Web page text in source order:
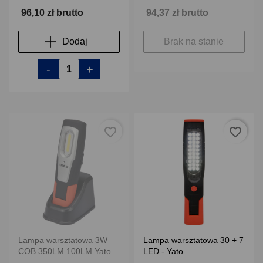
96,10 zł brutto
Dodaj
- +
94,37 zł brutto
Brak na stanie
Lampa warsztatowa 3W
COB 350LM 100LM Yato
favorite_border
Lampa warsztatowa 30 + 7
LED - Yato
favorite_border